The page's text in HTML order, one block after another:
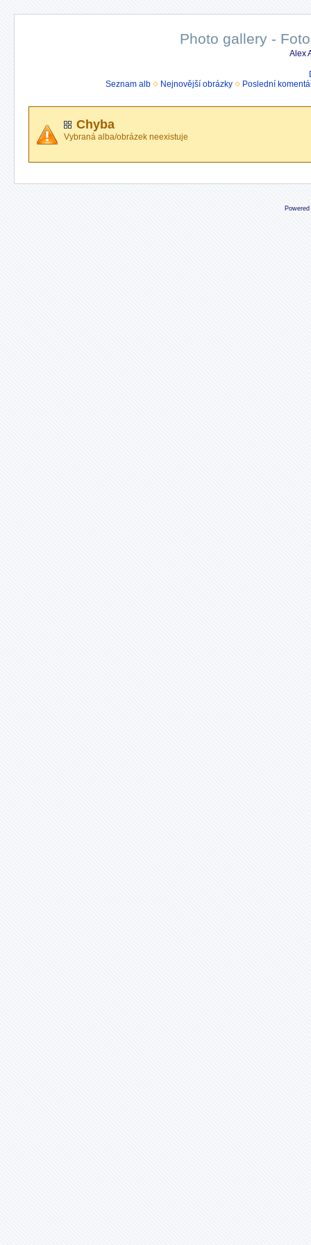
Photo gallery -
Alex
Seznam alb
Nejnovější obrázky Poslední
Chyba
Vybraná alba/obrázek neexistuje